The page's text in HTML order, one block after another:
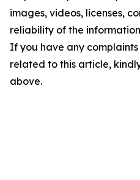
images, videos, licenses,
reliability of the
If you have any
related to this article,
above.